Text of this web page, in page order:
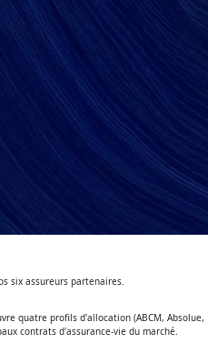
six assureurs partenaires.
quatre profils d'allocation (ABCM, Absolue,
contrats d'assurance-vie du marché.